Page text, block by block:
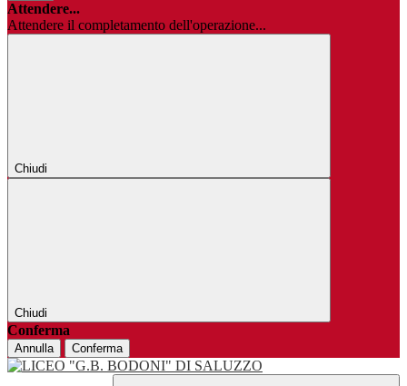
Attendere...
Attendere il completamento dell'operazione...
Chiudi
Chiudi
Conferma
Annulla Conferma